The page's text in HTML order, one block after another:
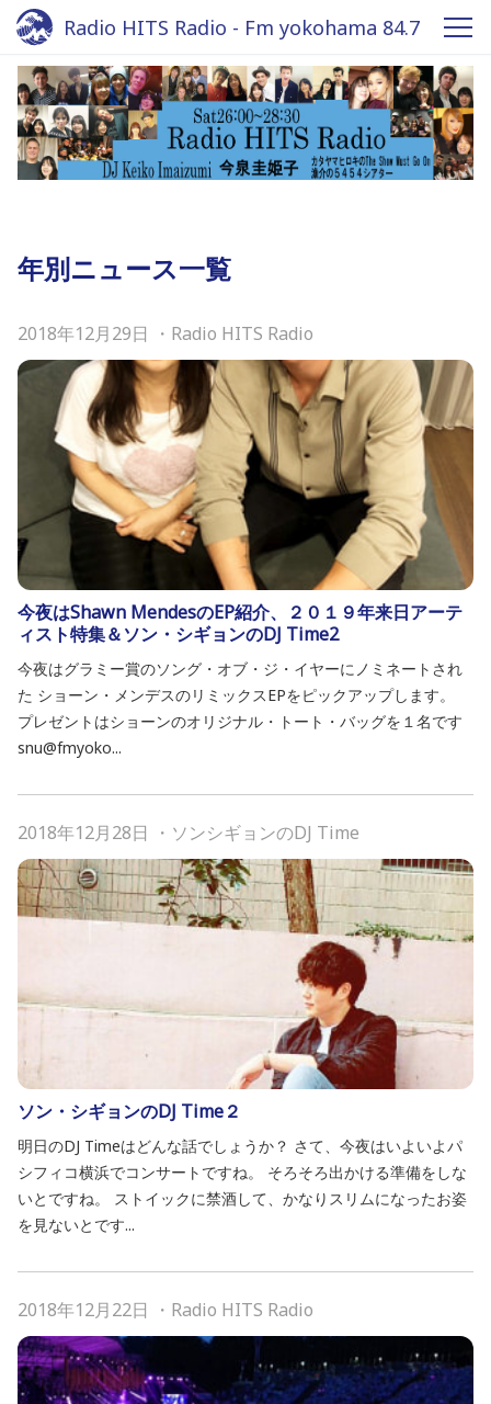
Radio HITS Radio - Fm yokohama 84.7
年別ニュース一覧
2018年12月29日 ・ Radio HITS Radio
今夜はShawn MendesのEP紹介、２０１９年来日アーテ
ィスト特集＆ソン・シギョンのDJ Time2
今夜はグラミー賞のソング・オブ・ジ・イヤーにノミネートされ
た ショーン・メンデスのリミックスEPをピックアップします。
プレゼントはショーンのオリジナル・トート・バッグを１名です
snu@fmyoko...
2018年12月28日 ・ ソンシギョンのDJ Time
ソン・シギョンのDJ Time２
明日のDJ Timeはどんな話でしょうか？ さて、今夜はいよいよパ
シフィコ横浜でコンサートですね。 そろそろ出かける準備をしな
いとですね。 ストイックに禁酒して、かなりスリムになったお姿
を見ないとです...
2018年12月22日 ・ Radio HITS Radio